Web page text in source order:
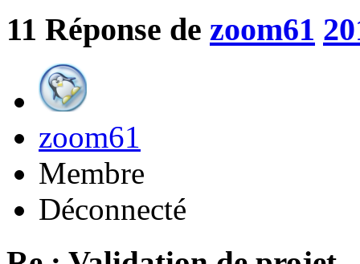
11 Réponse de zoom61
zoom61
Membre
Déconnecté